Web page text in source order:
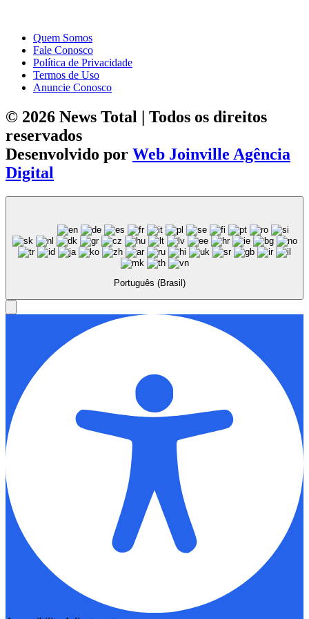
Quem Somos
Fale Conosco
Política de Privacidade
Termos de Uso
Anuncie Conosco
© 2026 News Total | Todos os direitos
reservados
Desenvolvido por Web Joinville Agência
Digital
Português (Brasil)